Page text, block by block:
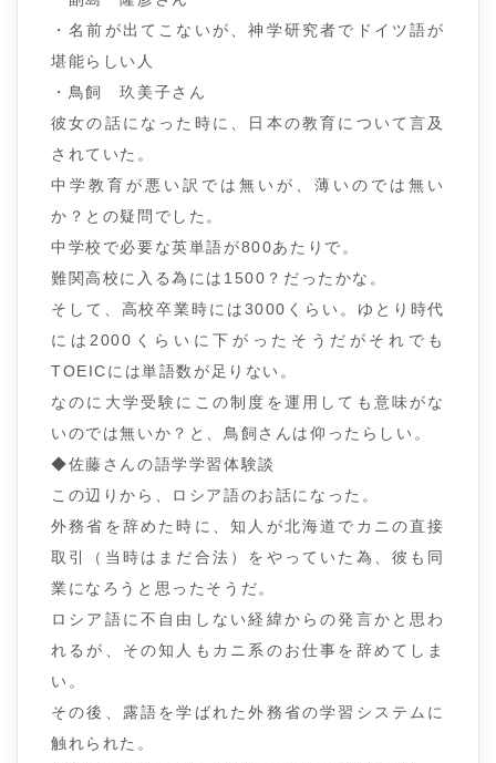
・名前が出てこないが、神学研究者でドイツ語が
堪能らしい人
・鳥飼 玖美子さん
彼女の話になった時に、日本の教育について言及
されていた。
中学教育が悪い訳では無いが、薄いのでは無い
か？との疑問でした。
中学校で必要な英単語が800あたりで。
難関高校に入る為には1500？だったかな。
そして、高校卒業時には3000くらい。ゆとり時代
には2000くらいに下がったそうだがそれでも
TOEICには単語数が足りない。
なのに大学受験にこの制度を運用しても意味がな
いのでは無いか？と、鳥飼さんは仰ったらしい。
◆佐藤さんの語学学習体験談
この辺りから、ロシア語のお話になった。
外務省を辞めた時に、知人が北海道でカニの直接
取引（当時はまだ合法）をやっていた為、彼も同
業になろうと思ったそうだ。
ロシア語に不自由しない経緯からの発言かと思わ
れるが、その知人もカニ系のお仕事を辞めてしま
い。
その後、露語を学ばれた外務省の学習システムに
触れられた。